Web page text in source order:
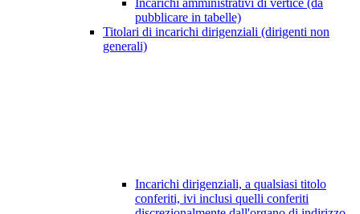
Incarichi amministrativi di vertice (da
pubblicare in tabelle)
Titolari di incarichi dirigenziali (dirigenti non
generali)
Incarichi dirigenziali, a qualsiasi titolo
conferiti, ivi inclusi quelli conferiti